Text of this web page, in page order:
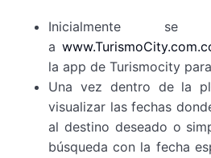
Inicialmente se
a
la app de Turismocity
Una vez dentro de la
visualizar las fechas
al destino deseado o
búsqueda con la fecha